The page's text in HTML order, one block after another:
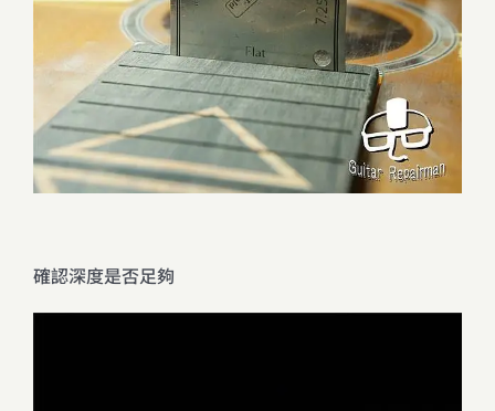
確認深度是否足夠